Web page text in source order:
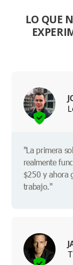
LO QUE
"La primera
realmente
$250 y ahora
trabajo."